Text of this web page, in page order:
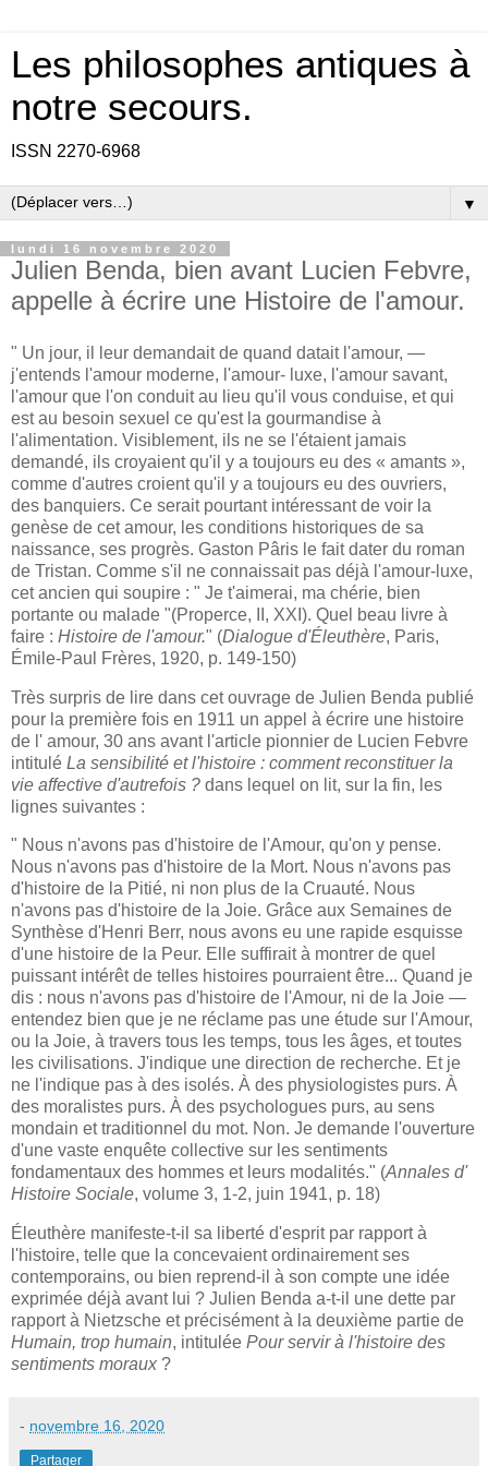
Les philosophes antiques à
notre secours.
ISSN 2270-6968
▼
lundi 16 novembre 2020
Julien Benda, bien avant Lucien Febvre,
appelle à écrire une Histoire de l'amour.
" Un jour, il leur demandait de quand datait l'amour, —
j'entends l'amour moderne, l'amour- luxe, l'amour savant,
l'amour que l'on conduit au lieu qu'il vous conduise, et qui
est au besoin sexuel ce qu'est la gourmandise à
l'alimentation. Visiblement, ils ne se l'étaient jamais
demandé, ils croyaient qu'il y a toujours eu des « amants »,
comme d'autres croient qu'il y a toujours eu des ouvriers,
des banquiers. Ce serait pourtant intéressant de voir la
genèse de cet amour, les conditions historiques de sa
naissance, ses progrès. Gaston Pâris le fait dater du roman
de Tristan. Comme s'il ne connaissait pas déjà l'amour-luxe,
cet ancien qui soupire : " Je t'aimerai, ma chérie, bien
portante ou malade "(Properce, II, XXI). Quel beau livre à
faire : Histoire de l'amour." (Dialogue d'Éleuthère, Paris,
Émile-Paul Frères, 1920, p. 149-150)
Très surpris de lire dans cet ouvrage de Julien Benda publié
pour la première fois en 1911 un appel à écrire une histoire
de l' amour, 30 ans avant l'article pionnier de Lucien Febvre
intitulé La sensibilité et l'histoire : comment reconstituer la
vie affective d'autrefois ? dans lequel on lit, sur la fin, les
lignes suivantes :
" Nous n'avons pas d'histoire de l'Amour, qu'on y pense.
Nous n'avons pas d'histoire de la Mort. Nous n'avons pas
d'histoire de la Pitié, ni non plus de la Cruauté. Nous
n'avons pas d'histoire de la Joie. Grâce aux Semaines de
Synthèse d'Henri Berr, nous avons eu une rapide esquisse
d'une histoire de la Peur. Elle suffirait à montrer de quel
puissant intérêt de telles histoires pourraient être... Quand je
dis : nous n'avons pas d'histoire de l'Amour, ni de la Joie —
entendez bien que je ne réclame pas une étude sur l'Amour,
ou la Joie, à travers tous les temps, tous les âges, et toutes
les civilisations. J'indique une direction de recherche. Et je
ne l'indique pas à des isolés. À des physiologistes purs. À
des moralistes purs. À des psychologues purs, au sens
mondain et traditionnel du mot. Non. Je demande l'ouverture
d'une vaste enquête collective sur les sentiments
fondamentaux des hommes et leurs modalités." (Annales d'
Histoire Sociale, volume 3, 1-2, juin 1941, p. 18)
Éleuthère manifeste-t-il sa liberté d'esprit par rapport à
l'histoire, telle que la concevaient ordinairement ses
contemporains, ou bien reprend-il à son compte une idée
exprimée déjà avant lui ? Julien Benda a-t-il une dette par
rapport à Nietzsche et précisément à la deuxième partie de
Humain, trop humain, intitulée Pour servir à l'histoire des
sentiments moraux ?
- novembre 16, 2020
Partager